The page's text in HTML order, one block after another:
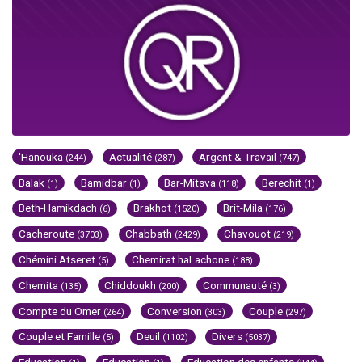
'Hanouka (244) Actualité (287) Argent & Travail (747)
Balak (1) Bamidbar (1) Bar-Mitsva (118) Berechit (1)
Beth-Hamikdach (6) Brakhot (1520) Brit-Mila (176)
Cacheroute (3703) Chabbath (2429) Chavouot (219)
Chémini Atseret (5) Chemirat haLachone (188)
Chemita (135) Chiddoukh (200) Communauté (3)
Compte du Omer (264) Conversion (303) Couple (297)
Couple et Famille (5) Deuil (1102) Divers (5037)